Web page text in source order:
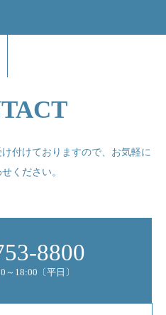
付けておりますので、 お気軽に
ください。
8800
～18:00〔平日〕